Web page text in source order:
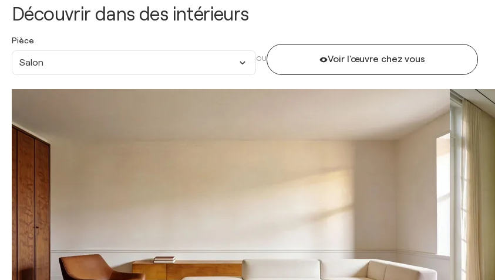
Découvrir dans des intérieurs
Pièce
Salon OU Voir l'œuvre chez vous